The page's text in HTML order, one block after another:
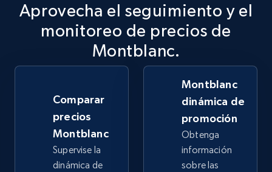
eBay
URL, Product id, Title, Seller name, Seller rating,
Seller reviews, Breadcrumbs, Root category, and
Comenzar ahora
eBay - Gather data on products using
specified keywords
Aprovecha el seguimiento y el
monitoreo de precios de
Montblanc.
Comparar
precios
Montblanc
Supervise la
dinámica de
Montblanc
dinámica de
promoción
Obtenga
información
sobre las